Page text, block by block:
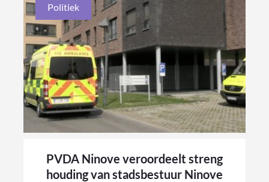
Politiek
PVDA Ninove veroordeelt streng
houding van stadsbestuur Ninove